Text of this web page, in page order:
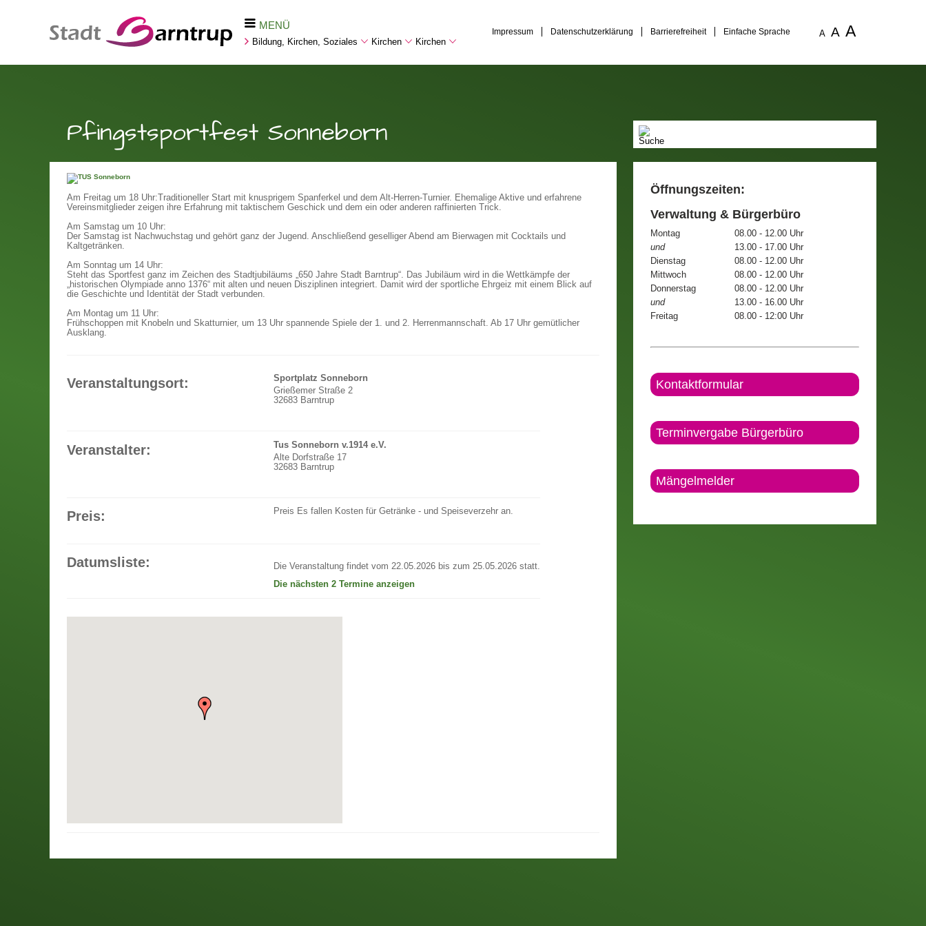
MENÜ
Bildung, Kirchen, Soziales Kirchen Kirchen
Impressum Datenschutzerklärung Barrierefreiheit Einfache Sprache A A A
Pfingstsportfest Sonneborn
Am Freitag um 18 Uhr:Traditioneller Start mit knusprigem Spanferkel und dem Alt-Herren-Turnier. Ehemalige Aktive und erfahrene
Vereinsmitglieder zeigen ihre Erfahrung mit taktischem Geschick und dem ein oder anderen raffinierten Trick.
Am Samstag um 10 Uhr:
Der Samstag ist Nachwuchstag und gehört ganz der Jugend. Anschließend geselliger Abend am Bierwagen mit Cocktails und
Kaltgetränken.
Am Sonntag um 14 Uhr:
Steht das Sportfest ganz im Zeichen des Stadtjubiläums „650 Jahre Stadt Barntrup“. Das Jubiläum wird in die Wettkämpfe der
„historischen Olympiade anno 1376“ mit alten und neuen Disziplinen integriert. Damit wird der sportliche Ehrgeiz mit einem Blick auf
die Geschichte und Identität der Stadt verbunden.
Am Montag um 11 Uhr:
Frühschoppen mit Knobeln und Skatturnier, um 13 Uhr spannende Spiele der 1. und 2. Herrenmannschaft. Ab 17 Uhr gemütlicher
Ausklang.
Veranstaltungsort:
Sportplatz Sonneborn
Grießemer Straße 2
32683 Barntrup
Veranstalter:
Tus Sonneborn v.1914 e.V.
Alte Dorfstraße 17
32683 Barntrup
Preis: Preis Es fallen Kosten für Getränke - und Speiseverzehr an.
Datumsliste:
Die Veranstaltung findet vom 22.05.2026 bis zum 25.05.2026 statt.
Die nächsten 2 Termine anzeigen
Öffnungszeiten:
Verwaltung & Bürgerbüro
Montag
08.00 - 12.00 Uhr
und
13.00 - 17.00 Uhr
Dienstag
08.00 - 12.00 Uhr
Mittwoch
08.00 - 12.00 Uhr
Donnerstag
08.00 - 12.00 Uhr
und
13.00 - 16.00 Uhr
Freitag
08.00 - 12:00 Uhr
Kontaktformular
Terminvergabe Bürgerbüro
Mängelmelder